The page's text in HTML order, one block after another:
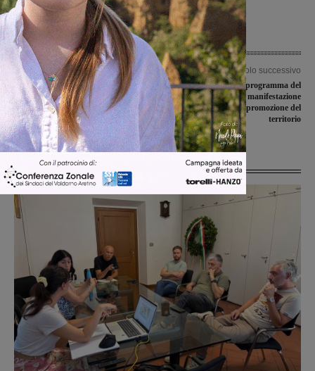
Articolo precedente
Ip Marconi, l’indirizzo moda
trasferito a Montevarchi nei locali del
Centro pastorale. Per gli altri studenti
scatta la Dad
Articolo successivo
Si arricchisce il programma del
Valdambra Trail: la manifestazione
che unisce sport e promozione del
territorio
Ultime Notizie